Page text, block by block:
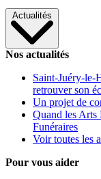
Actualités
Nos actualités
Saint-Juéry-le-
retrouver son
Un projet de
Quand les Arts
Funéraires
Voir toutes les
Pour vous aider